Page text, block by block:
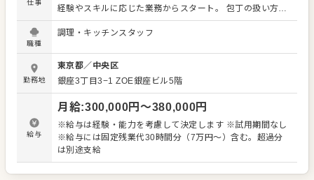
仕事
経験やスキルに応じた業務からスタート。 包丁の扱い方や
食材の基礎から、焼き・煮・揚げなど各ポジションを順に
経験しながら、オールラウンドに調理を学んでいただきま
してきたスタッフも多数活躍中。 実際に、中華経験者のア
イディアから新しい創作料理が生まれたこともあります。
「決まったことだけをこなす」のではなく、季節の食材や
お客様の声をもとに、みんなで料理をつくっていく文化が
あります。 ＜この仕事の魅力＞ ◆ 経験・ジャンル不問で活
躍できる 和食一筋でなくても大丈夫。 包丁を握り、丁寧に
仕事ができる方であれば、これまでの経験を活かせる環境
です。 ◆ 本格的な和食を学べる環境 総料理長は、和食一筋
が、人柄は穏やかで面倒見が良く、若手からベテランまで
職種
調理・キッチンスタッフ
勤務地
東京都／ 中央区
銀座3丁目3−1 ZOE銀座ビル5階
給与
月給:300,000円〜380,000円
※給与は経験・能力を考慮して決定します ※試用期間なし
※給与には固定残業代30時間分（7万円～）含む。超過分
は別途支給